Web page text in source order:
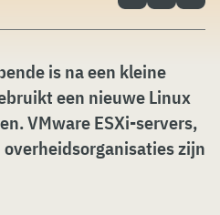
is na een kleine
een nieuwe Linux
VMware ESXi-servers,
zijn